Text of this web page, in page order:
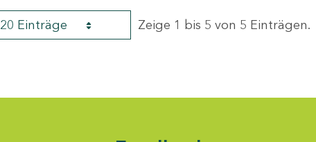
20 Einträge Zeige 1 bis 5 von 5 Einträgen.